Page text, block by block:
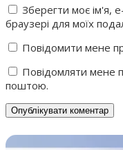
Зберегти моє ім'я,
браузері для моїх
Повідомити мене
Повідомляти мене
поштою.